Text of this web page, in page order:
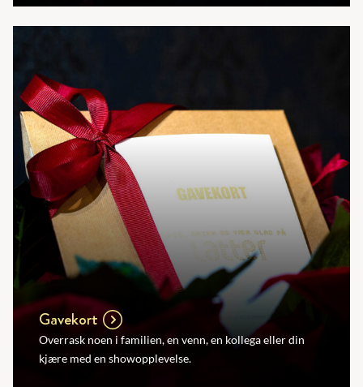
Gavekort
Overrask noen i familien, en venn, en kollega eller din
kjære med en showopplevelse.